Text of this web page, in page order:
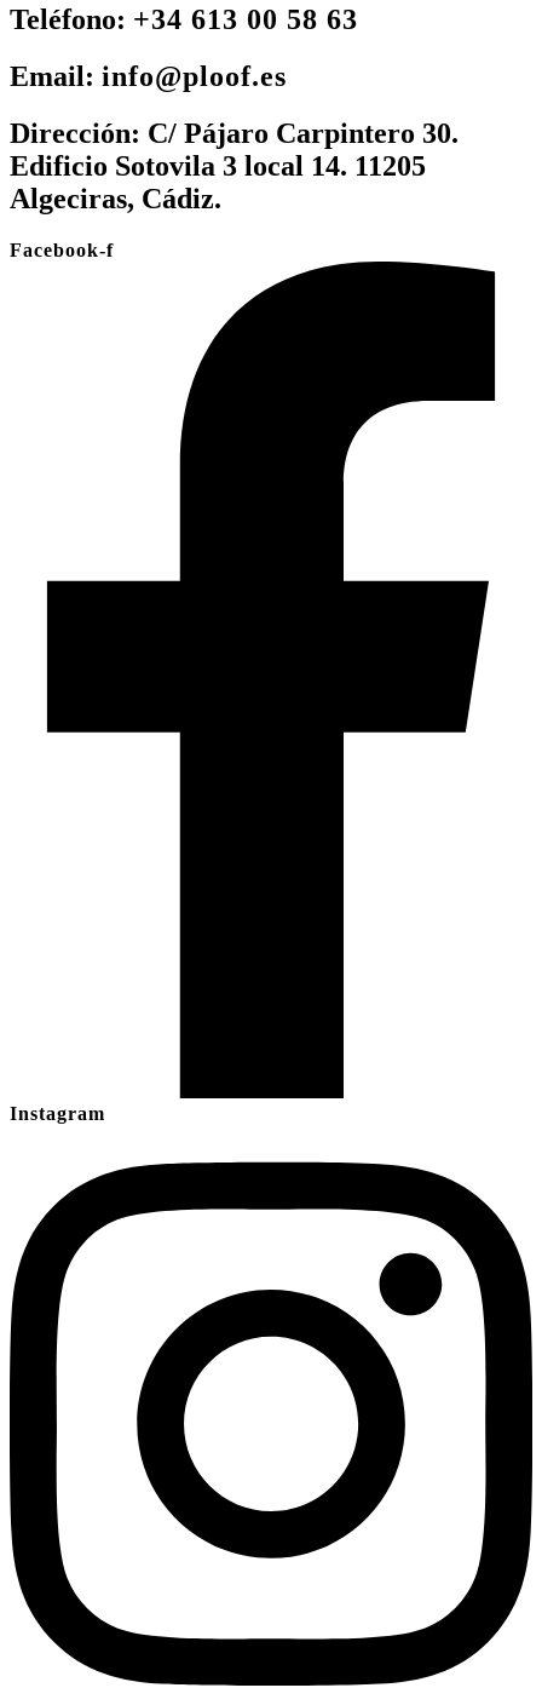
Teléfono: +34 613 00 58 63
Email: info@ploof.es
Dirección: C/ Pájaro Carpintero 30.
Edificio Sotovila 3 local 14. 11205
Algeciras, Cádiz.
Facebook-f
Instagram